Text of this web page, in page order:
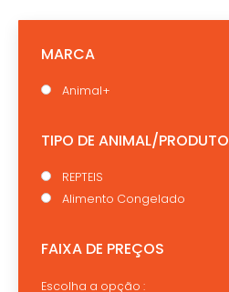
MARCA
Animal+
TIPO DE ANIMAL/PRODUTO
REPTEIS
Alimento Congelado
FAIXA DE PREÇOS
Escolha a opção :